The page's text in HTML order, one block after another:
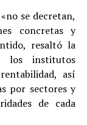
se decretan,
concretas y
resaltó la
los institutos
así
por sectores y
de cada